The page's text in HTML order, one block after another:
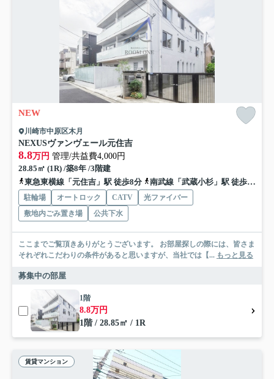
NEW
川崎市中原区木月
NEXUSヴァンヴェール元住吉
8.8万円 管理/共益費4,000円
28.85㎡ (1R) /築8年 /3階建
東急東横線「元住吉」駅 徒歩8分
南武線「武蔵小杉」駅 徒歩23分
駐輪場 オートロック CATV
光ファイバー
敷地内ごみ置き場
公共下水
ここまでご覧頂きありがとうございます。 お部屋探しの際には、皆さま
それぞれこだわりの条件があると思いますが、当社では【... もっと見る
募集中の部屋
1階
8.8万円
1階 / 28.85㎡ / 1R
賃貸マンション